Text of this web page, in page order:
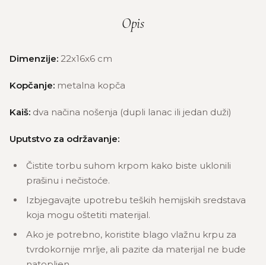
Opis
Dimenzije: 22x16x6 cm
Kopčanje: metalna kopča
Kaiš: dva načina nošenja (dupli lanac ili jedan duži)
Uputstvo za održavanje:
Čistite torbu suhom krpom kako biste uklonili
prašinu i nečistoće.
Izbjegavajte upotrebu teških hemijskih sredstava
koja mogu oštetiti materijal.
Ako je potrebno, koristite blago vlažnu krpu za
tvrdokornije mrlje, ali pazite da materijal ne bude